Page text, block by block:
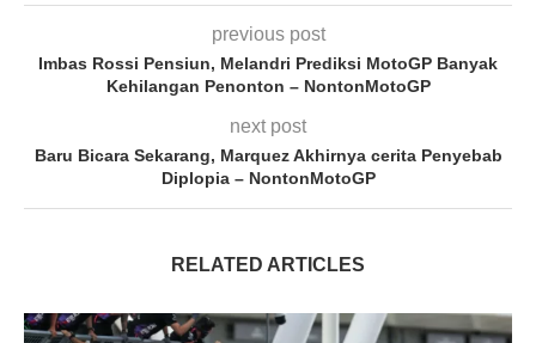
previous post
Imbas Rossi Pensiun, Melandri Prediksi MotoGP Banyak
Kehilangan Penonton – NontonMotoGP
next post
Baru Bicara Sekarang, Marquez Akhirnya cerita Penyebab
Diplopia – NontonMotoGP
RELATED ARTICLES